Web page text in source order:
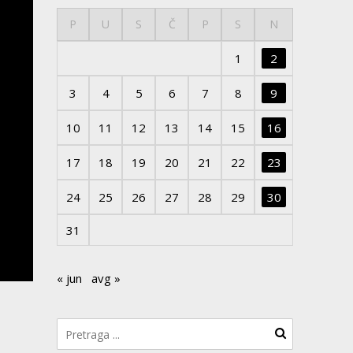
P U S Č P S N
1 2
3 4 5 6 7 8 9
10 11 12 13 14 15 16
17 18 19 20 21 22 23
24 25 26 27 28 29 30
31
« jun avg »